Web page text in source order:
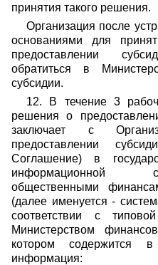
принятия такого решения.
Организация после
основаниями для
предоставлении
обратиться в
субсидии.
12. В течение 3
решения о
заключает с
предоставлении
Соглашение) в
информационной
общественными
(далее именуется -
соответствии с
Министерством
котором содержится
информация: